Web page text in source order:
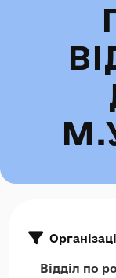
Відділ по